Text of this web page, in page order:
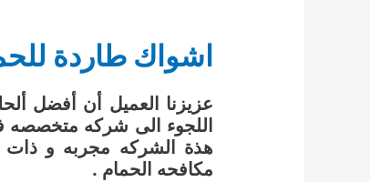
اشواك طاردة
عزيزنا العميل أن أفضل
اللجوء الى شركه
هذة الشركه مجربه و ذات
مكافحه الحمام .